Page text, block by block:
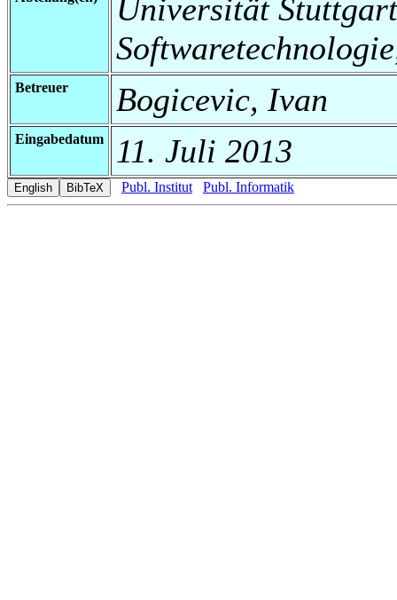
Universität
Betreuer Bogicevic, Ivan
Eingabedatum 11. Juli 2013
Publ. Institut Publ. Informatik